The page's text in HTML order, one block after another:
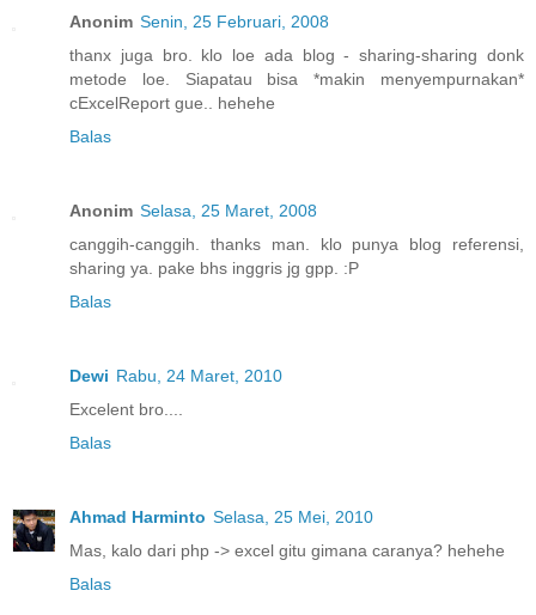
Anonim Senin, 25 Februari, 2008
thanx juga bro. klo loe ada blog - sharing-sharing donk
metode loe. Siapatau bisa *makin menyempurnakan*
cExcelReport gue.. hehehe
Balas
Anonim Selasa, 25 Maret, 2008
canggih-canggih. thanks man. klo punya blog referensi,
sharing ya. pake bhs inggris jg gpp. :P
Balas
Dewi Rabu, 24 Maret, 2010
Excelent bro....
Balas
Ahmad Harminto Selasa, 25 Mei, 2010
Mas, kalo dari php -> excel gitu gimana caranya? hehehe
Balas